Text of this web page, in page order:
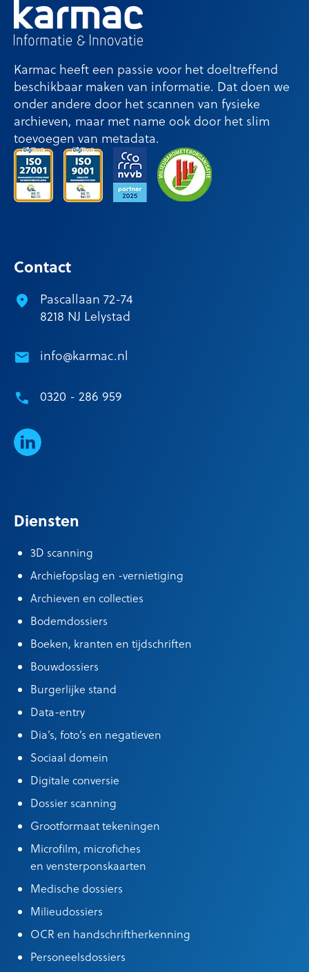
Karmac heeft een passie voor het doeltreffend
beschikbaar maken van informatie. Dat doen we
onder andere door het scannen van fysieke
archieven, maar met name ook door het slim
toevoegen van metadata.
Contact
Pascallaan 72-74
8218 NJ Lelystad
info@karmac.nl
0320 - 286 959
LinkedIn
Diensten
3D scanning
Archiefopslag en -vernietiging
Archieven en collecties
Bodemdossiers
Boeken, kranten en tijdschriften
Bouwdossiers
Burgerlijke stand
Data-entry
Dia’s, foto’s en negatieven
Sociaal domein
Digitale conversie
Dossier scanning
Grootformaat tekeningen
Microfilm, microfiches
en vensterponskaarten
Medische dossiers
Milieudossiers
OCR en handschriftherkenning
Personeelsdossiers